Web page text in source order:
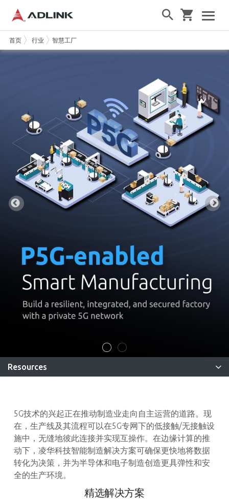
首页 行业 智慧工厂
Resources
5G技术的兴起正在推动制造业走向自主运营的道路。现
在，生产线及其流程可以在5G专网下的低接触/无接触设
施中，无缝地彼此连接并实现互操作。在边缘计算的推
动下，凌华科技智能制造解决方案可确保更快地将数据
转化为决策，并为半导体和电子制造创造更具弹性和安
全的生产环境。
精选解决方案